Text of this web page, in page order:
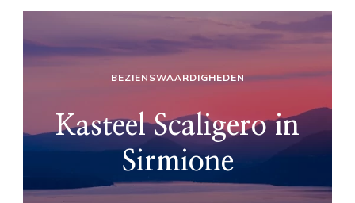
BEZIENSWAARDIGHEDEN
Kasteel Scaligero in
Sirmione